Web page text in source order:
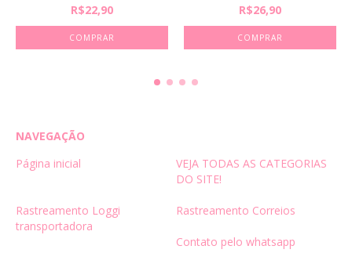
R$22,90
COMPRAR
R$26,90
NAVEGAÇÃO
Página inicial
VEJA TODAS AS CATEGORIAS
DO SITE!
Rastreamento Loggi
transportadora
Rastreamento Correios
Contato pelo whatsapp